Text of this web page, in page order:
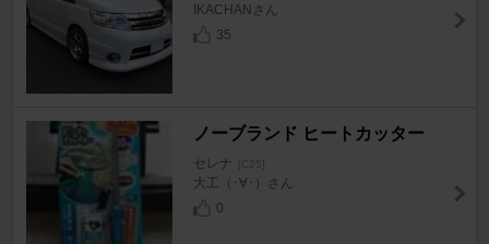
IKACHANさん
35
ノーブランド ヒートカッター
セレナ [C25]
大工（･∀･）さん
0